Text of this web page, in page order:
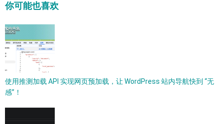
你可能也喜欢
使用推测加载 API 实现网页预加载，让 WordPress 站内导航快到 “无
感”！